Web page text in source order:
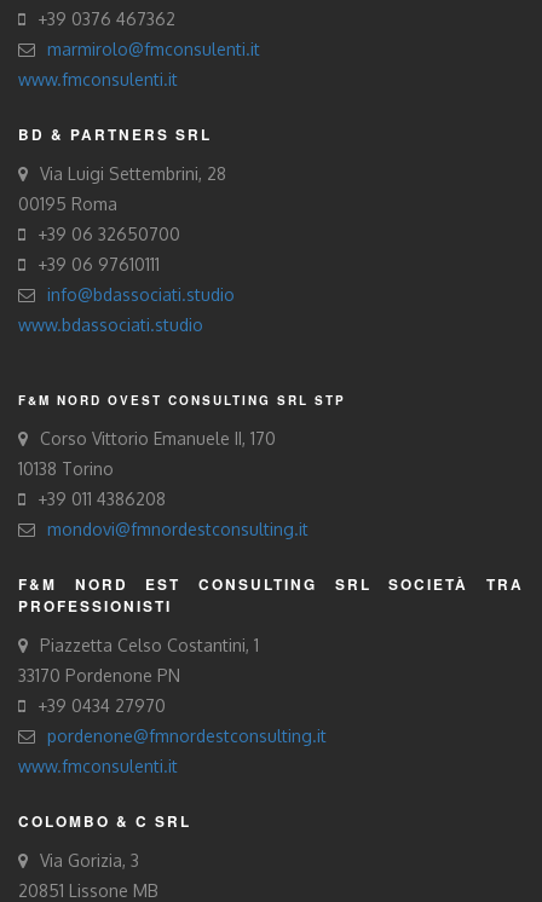
+39 0376 467362
marmirolo@fmconsulenti.it
www.fmconsulenti.it
BD & PARTNERS SRL
Via Luigi Settembrini, 28
00195 Roma
+39 06 32650700
+39 06 97610111
info@bdassociati.studio
www.bdassociati.studio
F&M NORD OVEST CONSULTING SRL STP
Corso Vittorio Emanuele II, 170
10138 Torino
+39 011 4386208
mondovi@fmnordestconsulting.it
F&M NORD EST CONSULTING SRL SOCIETÀ TRA
PROFESSIONISTI
Piazzetta Celso Costantini, 1
33170 Pordenone PN
+39 0434 27970
pordenone@fmnordestconsulting.it
www.fmconsulenti.it
COLOMBO & C SRL
Via Gorizia, 3
20851 Lissone MB